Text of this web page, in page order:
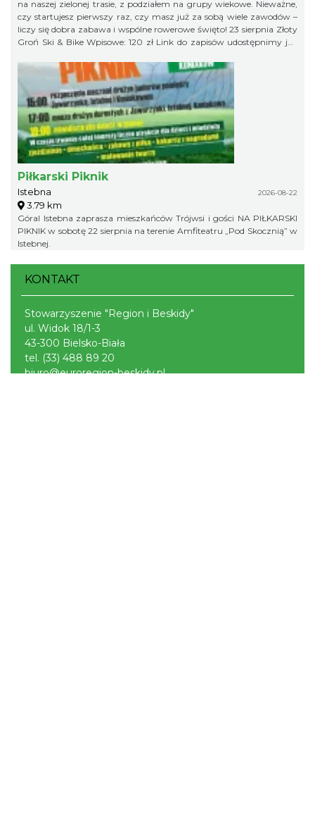
na naszej zielonej trasie, z podziałem na grupy wiekowe. Nieważne,
czy startujesz pierwszy raz, czy masz już za sobą wiele zawodów –
liczy się dobra zabawa i wspólne rowerowe święto! 23 sierpnia Złoty
Groń Ski & Bike Wpisowe: 120 zł Link do zapisów udostępnimy już
przegapić!
Piłkarski Piknik
Istebna 2026-08-22
3.79 km
Góral Istebna zaprasza mieszkańców Trójwsi i gości NA PIŁKARSKI
PIKNIK w sobotę 22 sierpnia na terenie Amfiteatru „Pod Skocznią” w
Istebnej.
KONTAKT
Stowarzyszenie "Region i Beskidy"
ul. Widok 18/1-3
43-300 Bielsko-Biała
tel. (33) 488 89 20
biuro@euroregion-beskidy.pl